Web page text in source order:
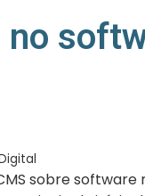
no
sobre